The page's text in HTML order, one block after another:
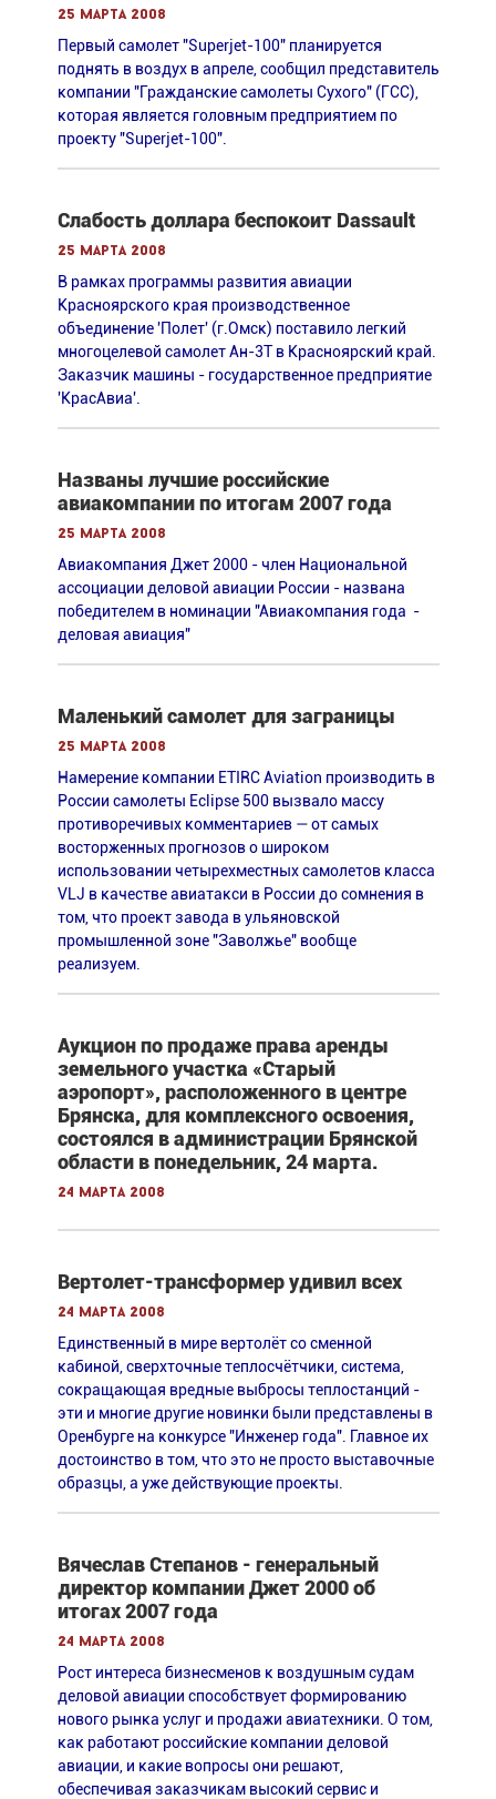
25 марта 2008
Первый самолет "Superjet-100" планируется
поднять в воздух в апреле, сообщил представитель
компании "Гражданские самолеты Сухого" (ГСС),
которая является головным предприятием по
проекту "Superjet-100".
Слабость доллара беспокоит Dassault
25 марта 2008
В рамках программы развития авиации
Красноярского края производственное
объединение 'Полет' (г.Омск) поставило легкий
многоцелевой самолет Ан-3Т в Красноярский край.
Заказчик машины - государственное предприятие
'КрасАвиа'.
Названы лучшие российские
авиакомпании по итогам 2007 года
25 марта 2008
Авиакомпания Джет 2000 - член Национальной
ассоциации деловой авиации России - названа
победителем в номинации "Авиакомпания года -
деловая авиация"
Маленький самолет для заграницы
25 марта 2008
Намерение компании ETIRC Aviation производить в
России самолеты Eclipse 500 вызвало массу
противоречивых комментариев — от самых
восторженных прогнозов о широком
использовании четырехместных самолетов класса
VLJ в качестве авиатакси в России до сомнения в
том, что проект завода в ульяновской
промышленной зоне "Заволжье" вообще
реализуем.
Аукцион по продаже права аренды
земельного участка «Старый
аэропорт», расположенного в центре
Брянска, для комплексного освоения,
состоялся в администрации Брянской
области в понедельник, 24 марта.
24 марта 2008
Вертолет-трансформер удивил всех
24 марта 2008
Единственный в мире вертолёт со сменной
кабиной, сверхточные теплосчётчики, система,
сокращающая вредные выбросы теплостанций -
эти и многие другие новинки были представлены в
Оренбурге на конкурсе "Инженер года". Главное их
достоинство в том, что это не просто выставочные
образцы, а уже действующие проекты.
Вячеслав Степанов - генеральный
директор компании Джет 2000 об
итогах 2007 года
24 марта 2008
Рост интереса бизнесменов к воздушным судам
деловой авиации способствует формированию
нового рынка услуг и продажи авиатехники. О том,
как работают российские компании деловой
авиации, и какие вопросы они решают,
обеспечивая заказчикам высокий сервис и